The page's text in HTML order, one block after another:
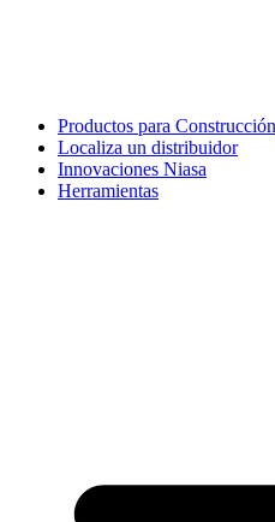
Productos para Construcción
Localiza un distribuidor
Innovaciones Niasa
Herramientas